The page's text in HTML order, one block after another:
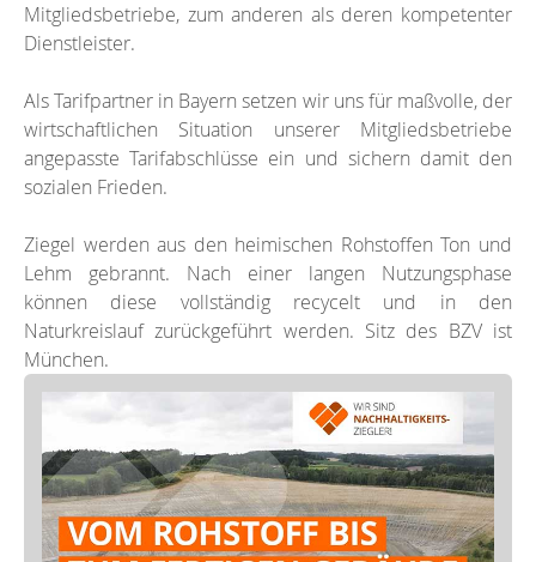
Mitgliedsbetriebe, zum anderen als deren kompetenter
Dienstleister.
Als Tarifpartner in Bayern setzen wir uns für maßvolle, der
wirtschaftlichen Situation unserer Mitgliedsbetriebe
angepasste Tarifabschlüsse ein und sichern damit den
sozialen Frieden.
Ziegel werden aus den heimischen Rohstoffen Ton und
Lehm gebrannt. Nach einer langen Nutzungsphase
können diese vollständig recycelt und in den
Naturkreislauf zurückgeführt werden. Sitz des BZV ist
München.